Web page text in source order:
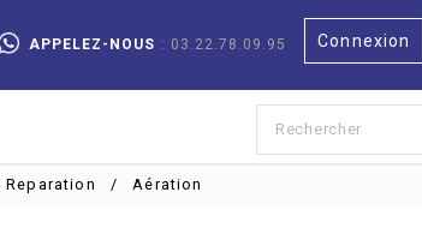
Connexion
APPELEZ-NOUS : 03.22.78.09.95
Aération